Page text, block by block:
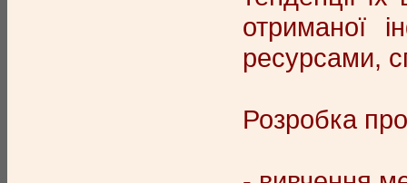
отриманої
ресурсами,
Розробка